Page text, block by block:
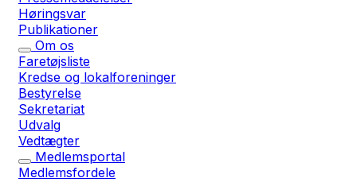
Høringsvar
Publikationer
Om os
Faretøjsliste
Kredse og lokalforeninger
Bestyrelse
Sekretariat
Udvalg
Vedtægter
Medlemsportal
Medlemsfordele